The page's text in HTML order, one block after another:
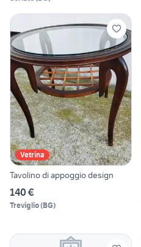
Vetrina
Tavolino di appoggio design
140 €
Treviglio(BG)